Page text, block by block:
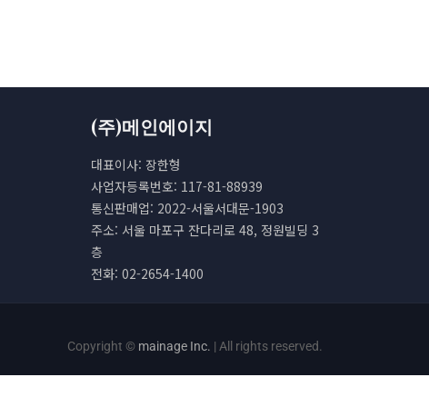
(주)메인에이지
대표이사: 장한형
사업자등록번호: 117-81-88939
통신판매업: 2022-서울서대문-1903
주소: 서울 마포구 잔다리로 48, 정원빌딩 3
층
전화: 02-2654-1400
Copyright © mainage Inc. | All rights reserved.